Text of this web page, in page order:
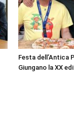
Festa dell’Antica
Giungano la XX